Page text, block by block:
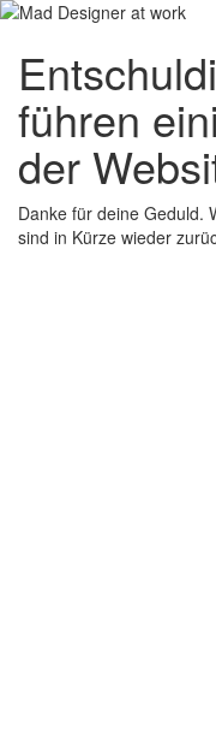
führen
der
Danke für deine Geduld.
sind in Kürze wieder